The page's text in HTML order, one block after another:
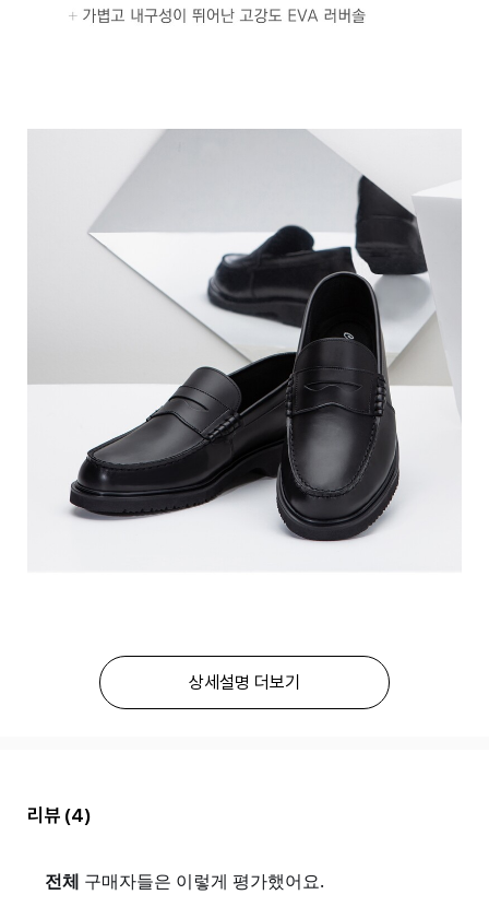
상세설명 더보기
리뷰 (4)